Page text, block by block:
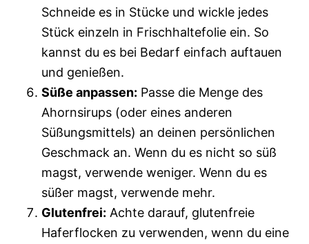
Schneide es in Stücke und wickle jedes
Stück einzeln in Frischhaltefolie ein. So
kannst du es bei Bedarf einfach auftauen
und genießen.
Süße anpassen: Passe die Menge des
Ahornsirups (oder eines anderen
Süßungsmittels) an deinen persönlichen
Geschmack an. Wenn du es nicht so süß
magst, verwende weniger. Wenn du es
süßer magst, verwende mehr.
Glutenfrei: Achte darauf, glutenfreie
Haferflocken zu verwenden, wenn du eine